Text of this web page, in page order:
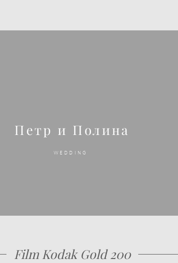
Петр и Полина
WEDDING
Film Kodak Gold 200